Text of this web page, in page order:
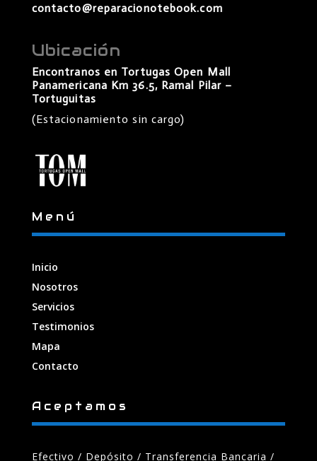
contacto@reparacionotebook.com
Ubicación
Encontranos en Tortugas Open Mall
Panamericana Km 36.5, Ramal Pilar –
Tortuguitas
(Estacionamiento sin cargo)
Menú
Inicio
Nosotros
Servicios
Testimonios
Mapa
Contacto
Aceptamos
Efectivo / Depósito / Transferencia Bancaria /